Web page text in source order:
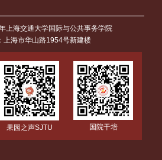
上海交通大学国际与公共事务学院
上海市华山路1954号新建楼
果园之声SJTU 国院干培